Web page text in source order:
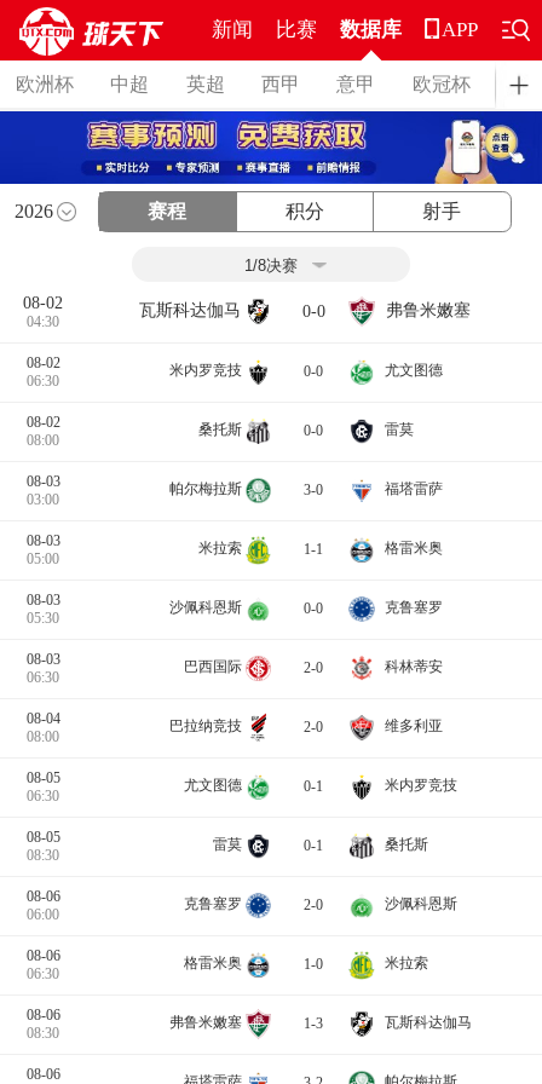
新闻 比赛 数据库
欧洲杯 中超 英超 西甲 意甲 欧冠杯 德
APP
2026 赛程 积分 射手
08-02
04:30
瓦斯科达伽马 0-0 弗鲁米嫩塞
08-02
06:30
米内罗竞技 0-0 尤文图德
08-02
08:00
桑托斯 0-0 雷莫
08-03
03:00
帕尔梅拉斯 3-0 福塔雷萨
08-03
05:00
米拉索 1-1 格雷米奥
08-03
05:30
沙佩科恩斯 0-0 克鲁塞罗
08-03
06:30
巴西国际 2-0 科林蒂安
08-04
08:00
巴拉纳竞技 2-0 维多利亚
08-05
06:30
尤文图德 0-1 米内罗竞技
08-05
08:30
雷莫 0-1 桑托斯
08-06
06:00
克鲁塞罗 2-0 沙佩科恩斯
08-06
06:30
格雷米奥 1-0 米拉索
08-06
08:30
弗鲁米嫩塞 1-3 瓦斯科达伽马
08-06